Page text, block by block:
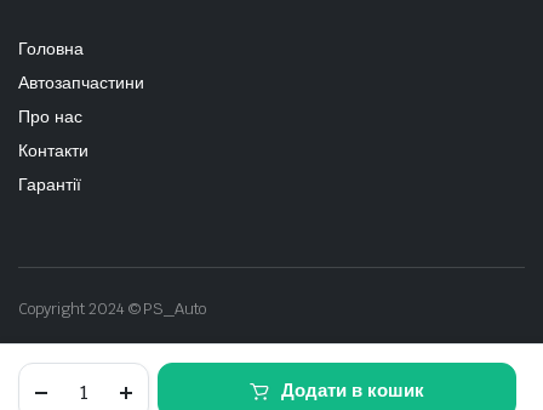
запобіжників
Додати в кошик
Головна
Автозапчастини
Про нас
Контакти
Гарантії
Copyright 2024 © PS_Auto